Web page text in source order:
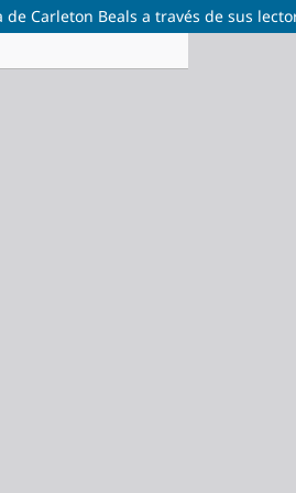
Carleton Beals a través de sus